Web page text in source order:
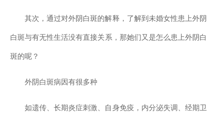
其次，通过对外阴白斑的解释，了解到未婚女性患上外阴
白斑与有无性生活没有直接关系，那她们又是怎么患上外阴白
斑的呢？
外阴白斑病因有很多种
如遗传、长期炎症刺激、自身免疫，内分泌失调、经期卫